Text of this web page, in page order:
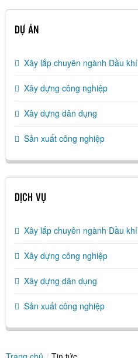
DỰ ÁN
Xây lắp chuyên ngành Dầu khí
Xây dựng công nghiệp
Xây dựng dân dụng
Sản xuất công nghiệp
DỊCH VỤ
Xây lắp chuyên ngành Dầu khí
Xây dựng công nghiệp
Xây dựng dân dụng
Sản xuất công nghiệp